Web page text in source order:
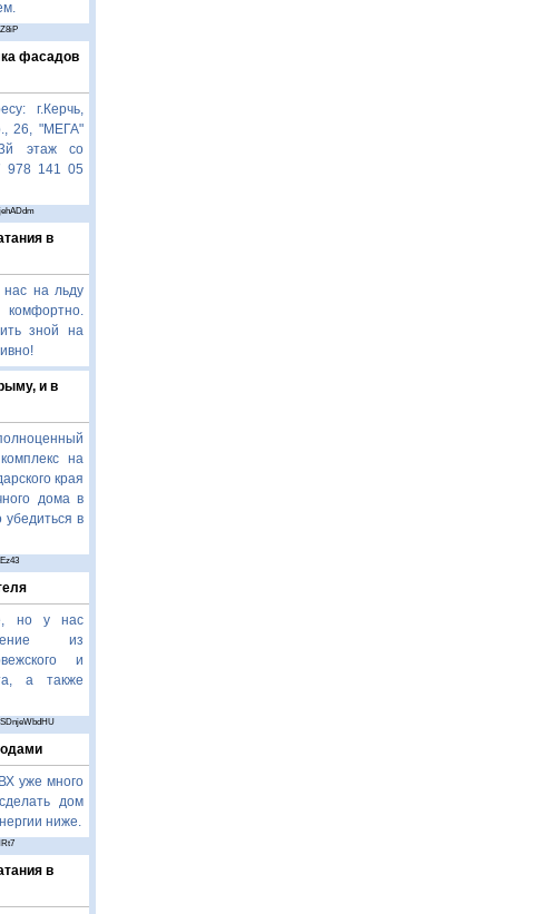
фасадов
г.Керчь,
26, "МЕГА"
этаж со
978 141 05
в
нас на льду
зной на
и в
на
края
дома в
убедиться в
но у нас
из
и
а также
уже много
дом
ниже.
в